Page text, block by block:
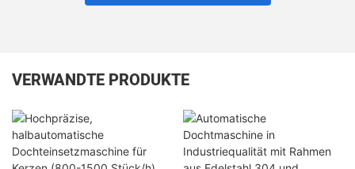
VERWANDTE PRODUKTE